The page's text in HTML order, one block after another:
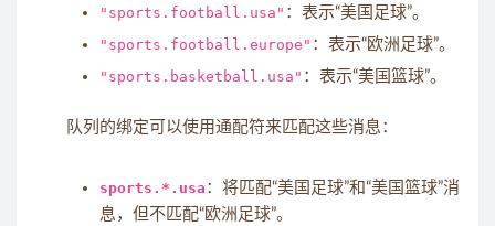
"sports.football.usa" ：表示“美国足球”。
"sports.football.europe" ：表示“欧洲足球”。
"sports.basketball.usa" ：表示“美国篮球”。
队列的绑定可以使用通配符来匹配这些消息：
sports.*.usa ：将匹配“美国足球”和“美国篮球”消
息，但不匹配“欧洲足球”。